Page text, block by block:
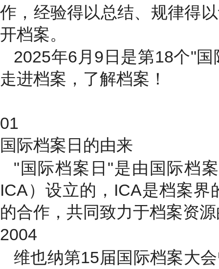
作，经验得以总结、规律得
开档案。
2025年6月9日是第18个"
走进档案，了解档案！
01
国际档案日的由来
"国际档案日"是由国际档
ICA）设立的，ICA是档案
的合作，共同致力于档案资
2004
维也纳第15届国际档案大